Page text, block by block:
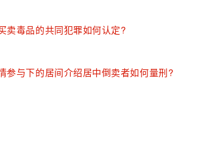
卖毒品的共同犯罪如何认定?
参与下的居间介绍居中倒卖者如何量刑?